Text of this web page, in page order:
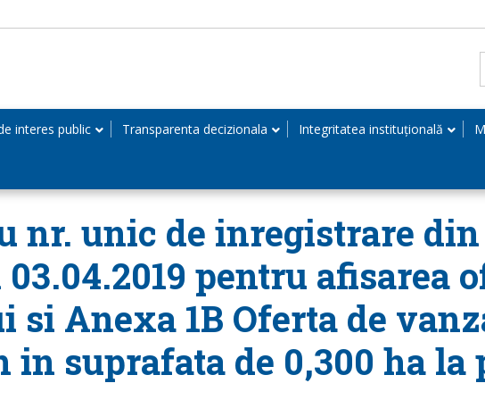
interes public Transparenta decizionala Integritatea instituțională
nr. unic de inregistrare
pentru afisarea
si Anexa 1B Oferta de
suprafata de 0,300 ha la